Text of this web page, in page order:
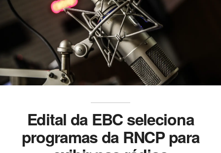
Edital da EBC seleciona
programas da RNCP para